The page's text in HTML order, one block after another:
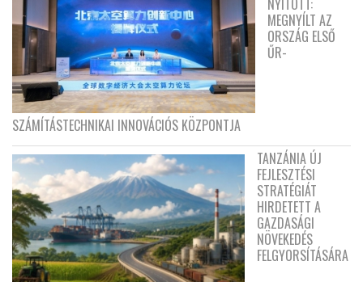
NYITOTT:
MEGNYÍLT AZ
ORSZÁG ELSŐ
ŰR-
SZÁMÍTÁSTECHNIKAI INNOVÁCIÓS KÖZPONTJA
TANZÁNIA ÚJ
FEJLESZTÉSI
STRATÉGIÁT
HIRDETETT A
GAZDASÁGI
NÖVEKEDÉS
FELGYORSÍTÁSÁRA